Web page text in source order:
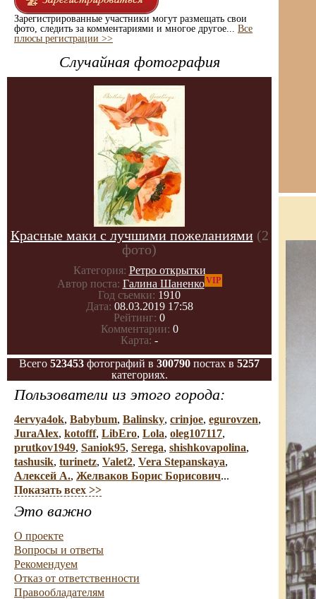
Зарегистрированные участники могут размещать свои
фото, следить за комментариями и многое другое... Все
плюсы регистрации >>
Случайная фотография
Красные маки с лучшими пожеланиями (2
фото)
Категория: Ретро открытки
Автор поста: Галина ШаненкоVIP
Год съемки: 1910
Дата: 08.03.2019 17:58
Рейтинг: 0
Комментарии: 0
Карта: -
Всего 523453 фотографий в 300790 постах в 5257
категориях.
Пользователи из этого города:
4ervya4ok, Babybum, Balinsky, crinjoe, egurovzen,
JuraAlex, kotofff, LibEro, Lola, oleg107117,
prutkov1949, Saniok95, Serega, shishkovapolina,
tashusik, turinetz, Valet2, Vera Stepanskaya,
Алексей А., Желваков Борис Борисович...
Показать всех >>
Это важно
О проекте
Вопросы и ответы
Рекомендуем
Отказ от ответственности
Правообладателям